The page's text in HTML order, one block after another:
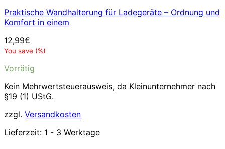
Praktische Wandhalterung für Ladegeräte – Ordnung und
Komfort in einem
12,99€
You save (%)
Vorrätig
Kein Mehrwertsteuerausweis, da Kleinunternehmer nach
§19 (1) UStG.
zzgl. Versandkosten
Lieferzeit: 1 - 3 Werktage